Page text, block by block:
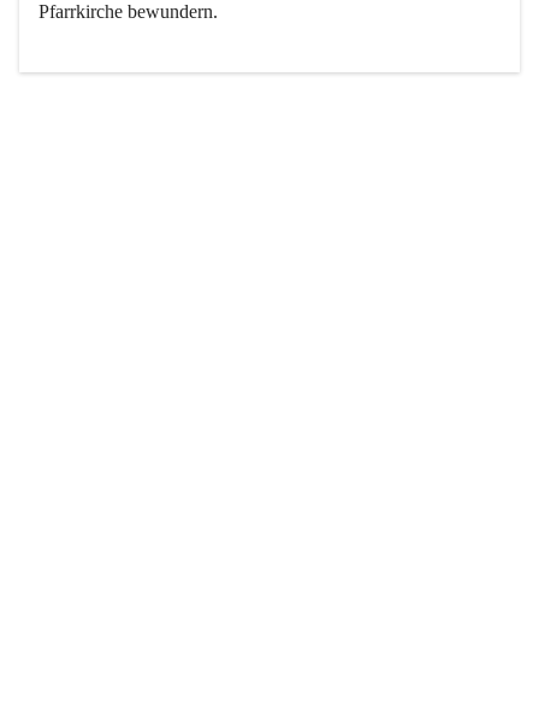
Pfarrkirche bewundern.
Der Weinbau dominert heute nicht mehr, ist aber integrativer